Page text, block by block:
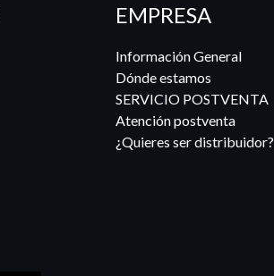
EMPRESA
Información General
Dónde estamos
SERVICIO POSTVENTA
Atención postventa
¿Quieres ser distribuidor?